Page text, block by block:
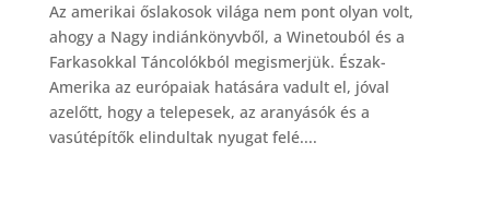
Az amerikai őslakosok világa nem pont olyan volt,
ahogy a Nagy indiánkönyvből, a Winetouból és a
Farkasokkal Táncolókból megismerjük. Észak-
Amerika az európaiak hatására vadult el, jóval
azelőtt, hogy a telepesek, az aranyásók és a
vasútépítők elindultak nyugat felé....